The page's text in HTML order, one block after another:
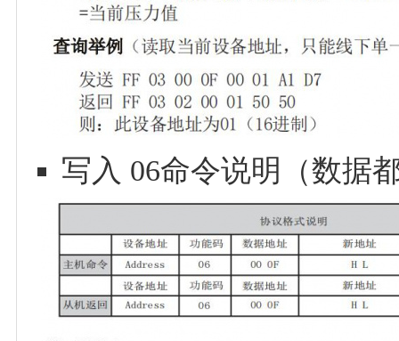
写入 06命令说明（数据